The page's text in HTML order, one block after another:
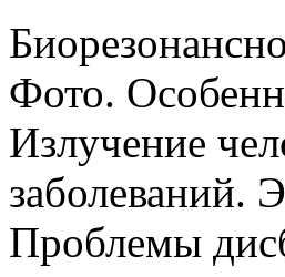
Фото.
Излучение
заболеваний.
Проблемы